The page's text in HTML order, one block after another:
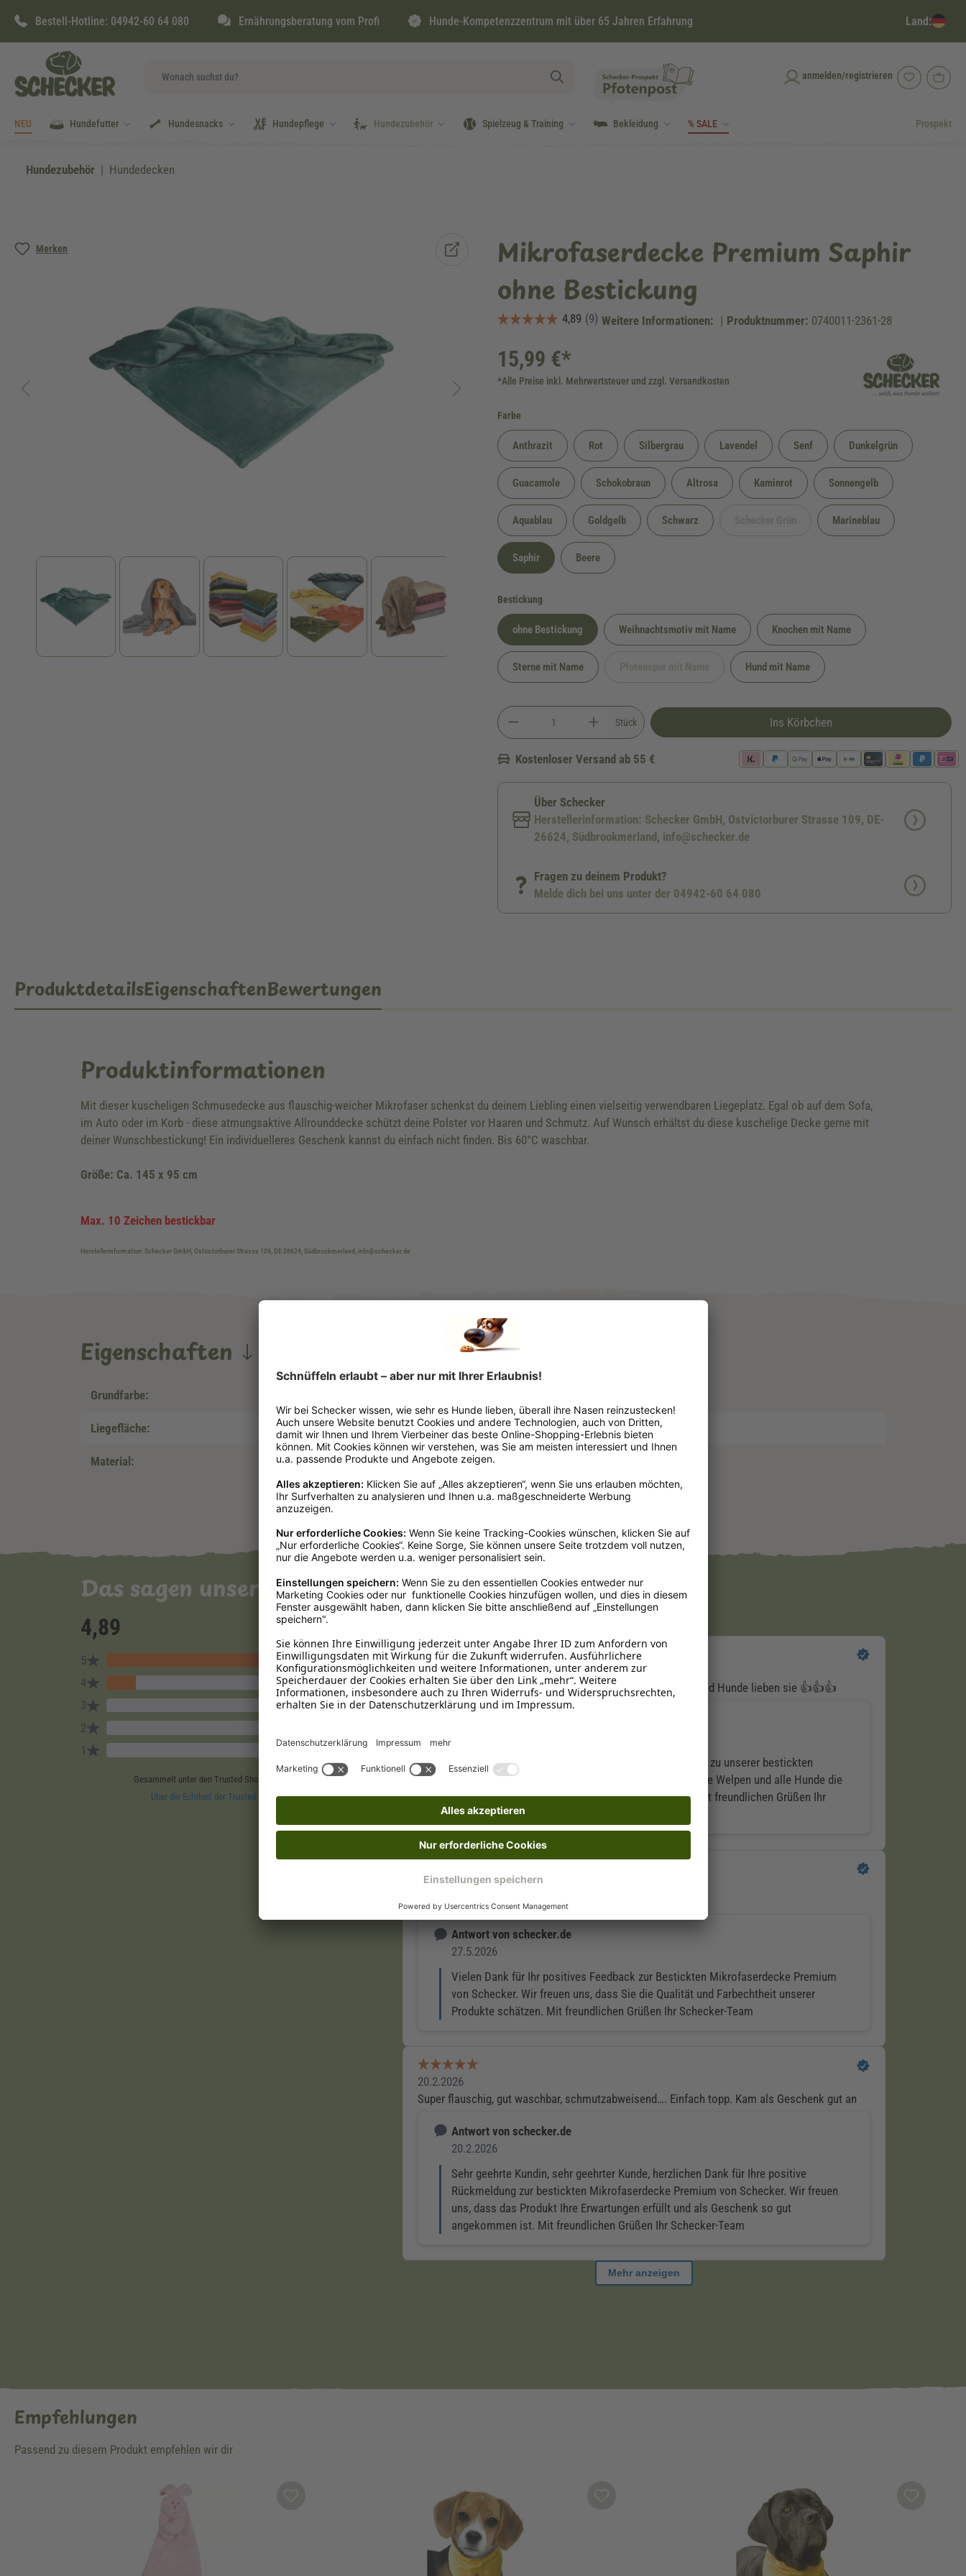
Zur Hauptnavigation springen
Bestell-Hotline: 04942-60 64 080 Ernährungsberatung vom Profi Hunde-Kompetenzzentrum mit über 65 Jahren Erfahrung Land:
anmelden/registrieren
NEU Hundefutter Hundesnacks Hundepflege Hundezubehör Spielzeug & Training Bekleidung % SALE Prospekt
Hundezubehör Hundedecken
Merken
Bildergalerie überspringen
Mikrofaserdecke Premium Saphir
ohne Bestickung
Weitere Informationen: | Produktnummer: 0740011-2361-28
15,99 €*
*Alle Preise inkl. Mehrwertsteuer und zzgl. Versandkosten
Farbe
Anthrazit Rot Silbergrau Lavendel Senf Dunkelgrün
Guacamole Schokobraun Altrosa Kaminrot Sonnengelb
Aquablau Goldgelb Schwarz (Diese Option ist zurzeit nicht verfügbar.)
Marineblau
Saphir Beere
Bestickung
ohne Bestickung Weihnachtsmotiv mit Name Knochen mit Name
Sterne mit Name (Diese Option ist zurzeit nicht verfügbar.)
Hund mit Name
Stück Ins Körbchen
Kostenloser Versand ab 55 €
Über Schecker
Herstellerinformation: Schecker GmbH, Ostvictorburer Strasse 109, DE-
26624, Südbrookmerland, info@schecker.de
Fragen zu deinem Produkt?
Melde dich bei uns unter der 04942-60 64 080
ProduktdetailsEigenschaftenBewertungen
Produktinformationen
Mit dieser kuscheligen Schmusedecke aus flauschig-weicher Mikrofaser schenkst du deinem Liebling einen vielseitig verwendbaren Liegeplatz. Egal ob auf dem Sofa,
im Auto oder im Korb - diese atmungsaktive Allrounddecke schützt deine Polster vor Haaren und Schmutz. Auf Wunsch erhältst du diese kuschelige Decke gerne mit
deiner Wunschbestickung! Ein individuelleres Geschenk kannst du einfach nicht finden. Bis 60°C waschbar.
Größe: Ca. 145 x 95 cm
Max. 10 Zeichen bestickbar
Herstellerinformation: Schecker GmbH, Ostvictorburer Strasse 109, DE-26624, Südbrookmerland, info@schecker.de
Eigenschaften
Grundfarbe:
Liegefläche: Breite 140 - 160 cm
Material: Mikrofaser
Das sagen unsere Kunden
Empfehlungen
Passend zu diesem Produkt empfehlen wir dir